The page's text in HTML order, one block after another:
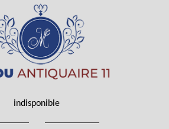
indisponible